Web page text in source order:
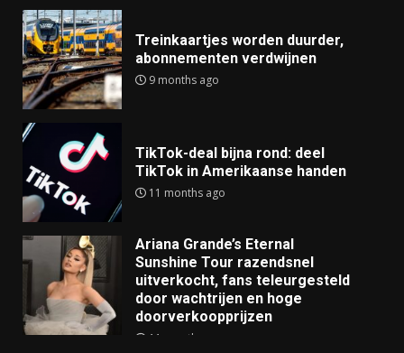
Treinkaartjes worden duurder,
abonnementen verdwijnen
9 months ago
TikTok-deal bijna rond: deel
TikTok in Amerikaanse handen
11 months ago
Ariana Grande’s Eternal
Sunshine Tour razendsnel
uitverkocht, fans teleurgesteld
door wachtrijen en hoge
doorverkoopprijzen
11 months ago